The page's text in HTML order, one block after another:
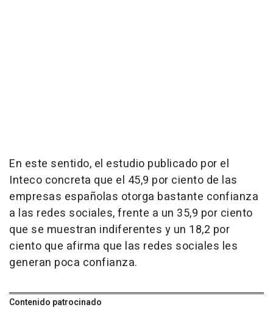
En este sentido, el estudio publicado por el
Inteco concreta que el 45,9 por ciento de las
empresas españolas otorga bastante confianza
a las redes sociales, frente a un 35,9 por ciento
que se muestran indiferentes y un 18,2 por
ciento que afirma que las redes sociales les
generan poca confianza.
Contenido patrocinado